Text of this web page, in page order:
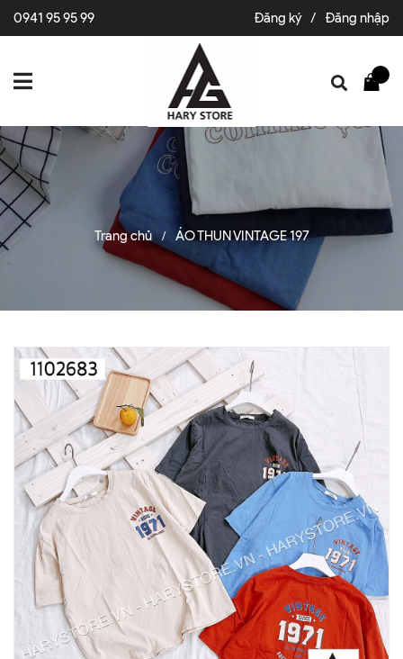
0941 95 95 99 Đăng ký / Đăng nhập
Trang chủ / ÁO THUN VINTAGE 197